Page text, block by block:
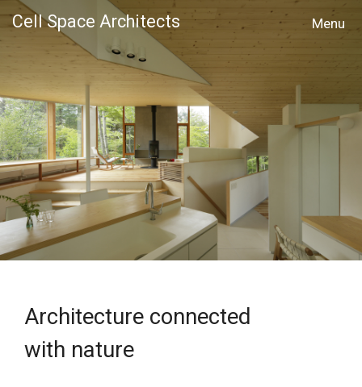
Cell Space Architects
Architecture connected
with nature